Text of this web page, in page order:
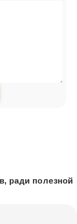
ради полезной